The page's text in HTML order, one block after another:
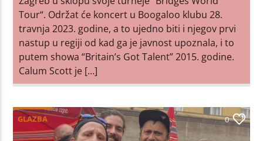
Tour“. Održat će koncert u Boogaloo klubu 28.
travnja 2023. godine, a to ujedno biti i njegov prvi
nastup u regiji od kad ga je javnost upoznala, i to
putem showa “Britain’s Got Talent” 2015. godine.
Calum Scott je […]
GLAZBA 0